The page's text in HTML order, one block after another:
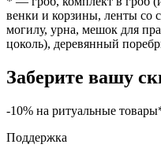
венки и корзины, ленты со
могилу, урна, мешок для
цоколь), деревянный
Заберите вашу
-10% на ритуальные
Поддержка